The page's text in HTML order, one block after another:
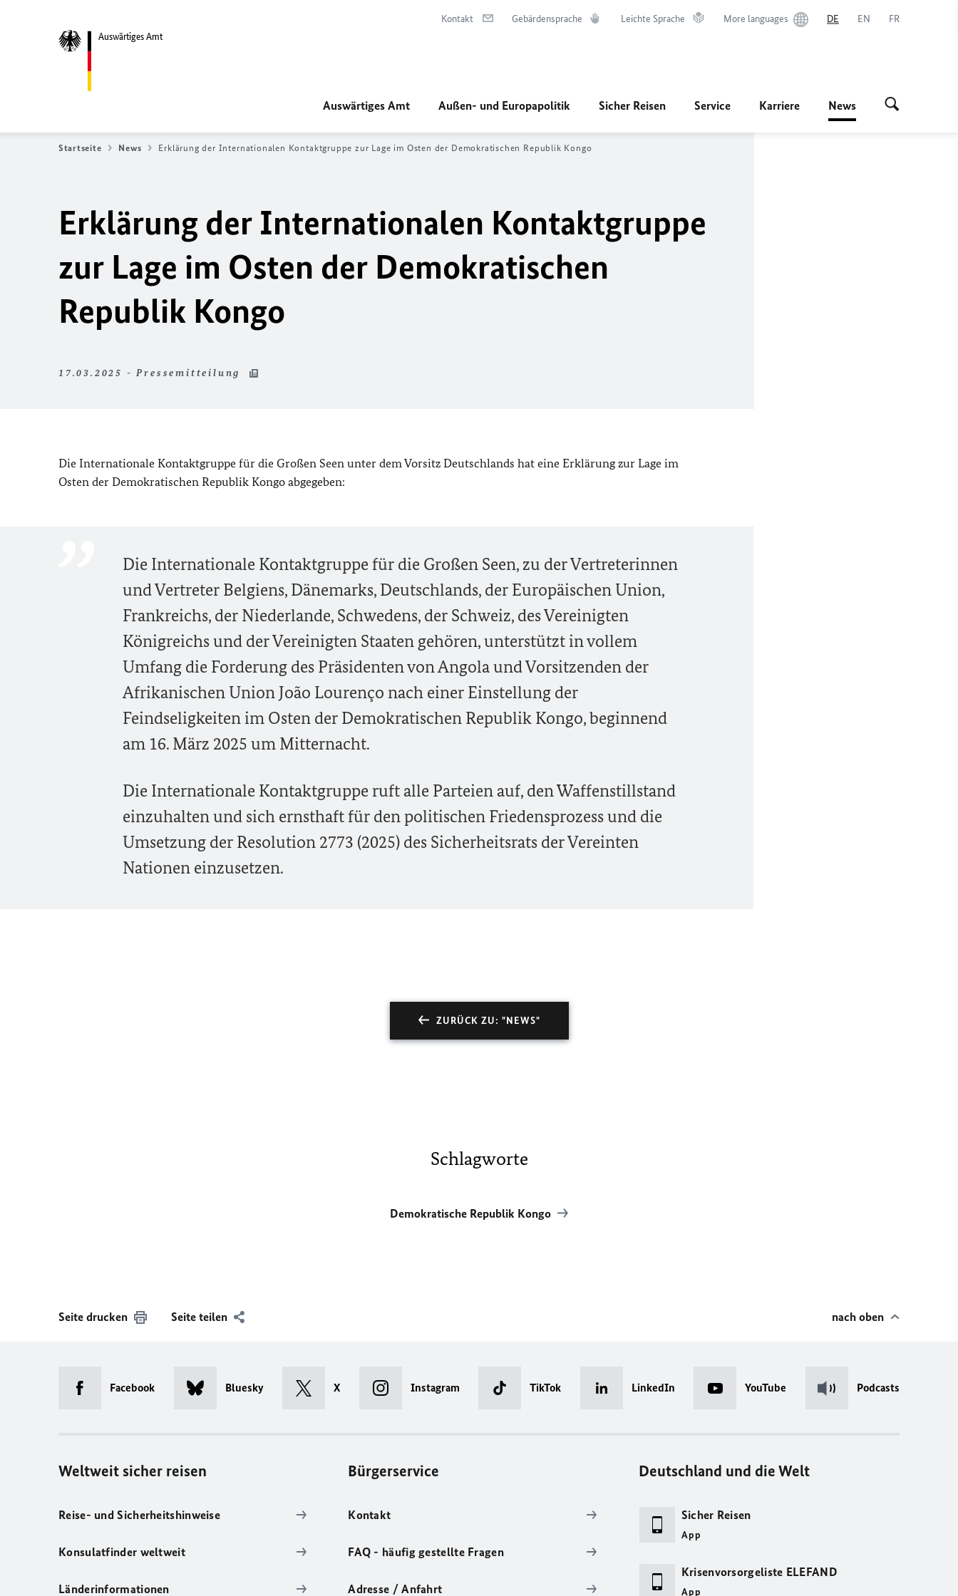
Auswärtiges Amt
Kontakt Gebärdensprache Leichte Sprache More languages DE EN FR
Auswärtiges Amt Außen- und Europapolitik Sicher Reisen Service Karriere News
Startseite News Erklärung der Internationalen Kontaktgruppe zur Lage im Osten der Demokratischen Republik Kongo
Erklärung der Internationalen Kontaktgruppe
zur Lage im Osten der Demokratischen
Republik Kongo
17.03.2025 - Pressemitteilung
Die Internationale Kontaktgruppe für die Großen Seen unter dem Vorsitz Deutschlands hat eine Erklärung zur Lage im
Osten der Demokratischen Republik Kongo abgegeben:
Die Internationale Kontaktgruppe für die Großen Seen, zu der Vertreterinnen
und Vertreter Belgiens, Dänemarks, Deutschlands, der Europäischen Union,
Frankreichs, der Niederlande, Schwedens, der Schweiz, des Vereinigten
Königreichs und der Vereinigten Staaten gehören,unterstützt in vollem
Umfang die Forderung des Präsidenten von Angola und Vorsitzenden der
Afrikanischen Union João Lourenço nach einer Einstellung der
Feindseligkeiten im Osten der Demokratischen Republik Kongo, beginnend
am 16. März 2025 um Mitternacht.
Die Internationale Kontaktgruppe ruft alle Parteien auf, den Waffenstillstand
einzuhalten und sich ernsthaft für den politischen Friedensprozess und die
Umsetzung der Resolution 2773 (2025) des Sicherheitsrats der Vereinten
Nationen einzusetzen.
ZURÜCK ZU: "NEWS"
Schlagworte
Demokratische Republik Kongo
Seite drucken Seite teilen nach oben
Facebook Bluesky X Instagram TikTok LinkedIn YouTube Podcasts
Weltweit sicher reisen
Reise- und Sicherheitshinweise
Konsulatfinder weltweit
Länderinformationen
Bürgerservice
Kontakt
FAQ - häufig gestellte Fragen
Adresse / Anfahrt
Deutschland und die Welt
Sicher Reisen
App
Krisenvorsorgeliste ELEFAND
App